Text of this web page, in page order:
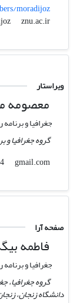
moradijoz
moradijoz
znu.ac.ir
ویراستار
معصومه
جغرافیا و
گروه جغرافیا و
mmohamadlo1354
gmail.com
صفحه آرا
فاطمه
جغرافیا و
گروه جغرافیا،
دانشگاه زنجان،